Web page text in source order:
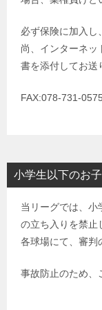
必ず保険に加入し
尚、インターネッ
書を添付してお送
FAX:078-731-0575
小学生以下のお
当リーグでは、小
の立ち入りを禁止
各球場にて、審判
事故防止のため、